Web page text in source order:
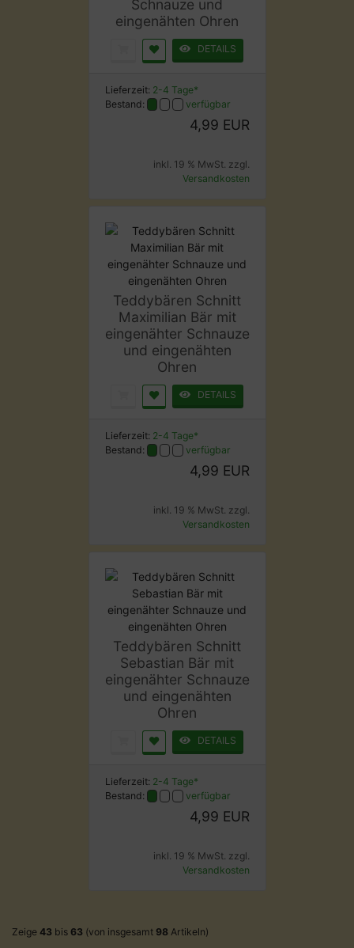
Schnauze und
eingenähten Ohren
DETAILS
Lieferzeit: 2-4 Tage*
Bestand:
verfügbar
4,99 EUR
inkl. 19 % MwSt. zzgl.
Versandkosten
Teddybären Schnitt
Maximilian Bär mit
eingenähter Schnauze
und eingenähten
Ohren
DETAILS
Lieferzeit: 2-4 Tage*
Bestand:
verfügbar
4,99 EUR
inkl. 19 % MwSt. zzgl.
Versandkosten
Teddybären Schnitt
Sebastian Bär mit
eingenähter Schnauze
und eingenähten
Ohren
DETAILS
Lieferzeit: 2-4 Tage*
Bestand:
verfügbar
4,99 EUR
inkl. 19 % MwSt. zzgl.
Versandkosten
Zeige 43 bis 63 (von insgesamt 98 Artikeln)